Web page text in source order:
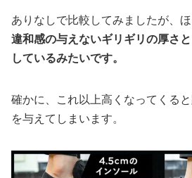
ありなしで比較してみましたが、ほ
違和感の与えないギリギリの厚さ
しているみたいです。
確かに、これ以上高くなってくる
を与えてしまいます。